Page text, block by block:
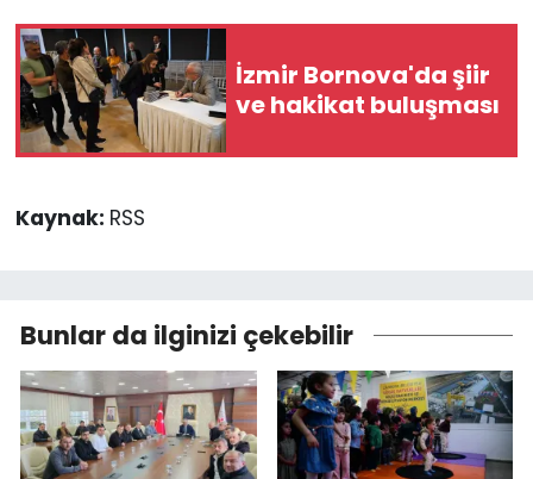
İzmir Bornova'da şiir
ve hakikat buluşması
Kaynak: RSS
Bunlar da ilginizi çekebilir